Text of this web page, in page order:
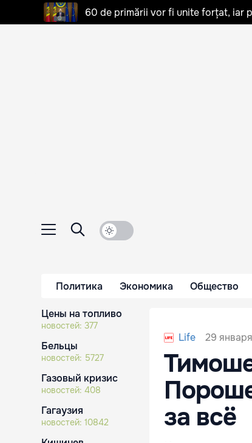
60 de primării vor fi unite forțat, iar
Политика Экономика Общество
Цены на топливо
новостей: 377
Бельцы
новостей: 5727
Газовый кризис
новостей: 408
Гагаузия
новостей: 10842
Life 29
за всё